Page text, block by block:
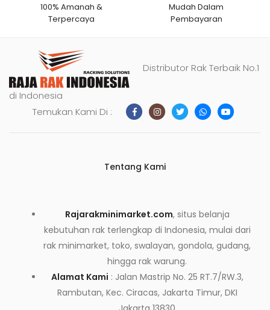
100% Amanah &
Terpercaya
Mudah Dalam
Pembayaran
Distributor Rak Terbaik No.1
di Indonesia
Temukan Kami Di :
Tentang Kami
Rajarakminimarket.com, situs belanja
kebutuhan rak terlengkap di Indonesia, mulai dari
rak minimarket, toko, swalayan, gondola, gudang,
hingga rak warung.
Alamat Kami : Jalan Mastrip No. 25 RT.7/RW.3,
Rambutan, Kec. Ciracas, Jakarta Timur, DKI